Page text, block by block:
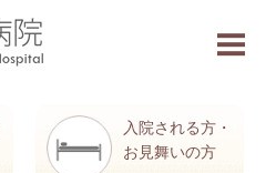
入院される方・
お見舞いの方